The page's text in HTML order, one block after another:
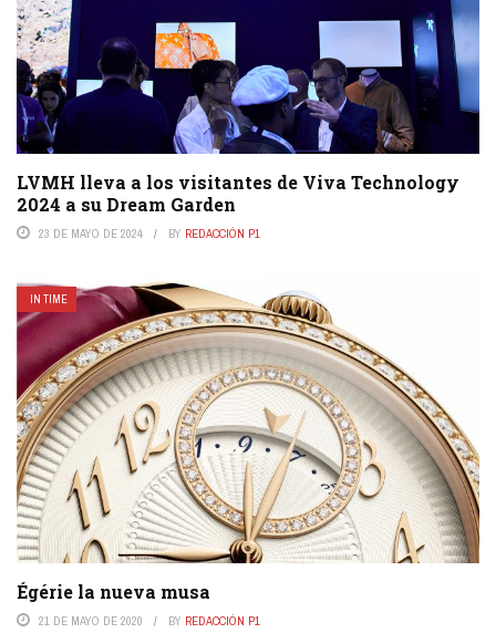
LVMH lleva a los visitantes de Viva Technology
2024 a su Dream Garden
23 DE MAYO DE 2024 BY REDACCIÓN P1
IN TIME
Égérie la nueva musa
21 DE MAYO DE 2020 BY REDACCIÓN P1